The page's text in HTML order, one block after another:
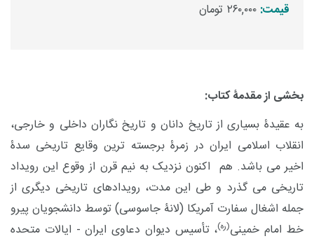
قیمت:
بخشی از مقدمۀ کتاب:
به عقیدۀ بسیاری از تاریخ دانان و تاریخ نگاران داخلی و خارجی،
انقلاب اسلامی ایران در زمرۀ برجسته ترین وقایع تاریخی سدۀ
اخیر می باشد. هم اکنون نزدیک به نیم قرن از وقوع این رویداد
تاریخی می گذرد و طی این مدت، رویدادهای تاریخی دیگری از
جمله اشغال سفارت آمریکا (لانۀ جاسوسی) توسط دانشجویان پیرو
خط امام خمینی(ره)، تأسیس دیوان دعاوی ایران - ایالات متحده